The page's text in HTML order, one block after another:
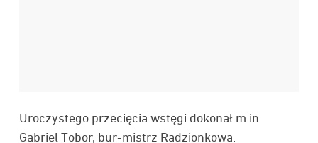
Uroczystego przecięcia wstęgi dokonał m.in.
Gabriel Tobor, bur-mistrz Radzionkowa.